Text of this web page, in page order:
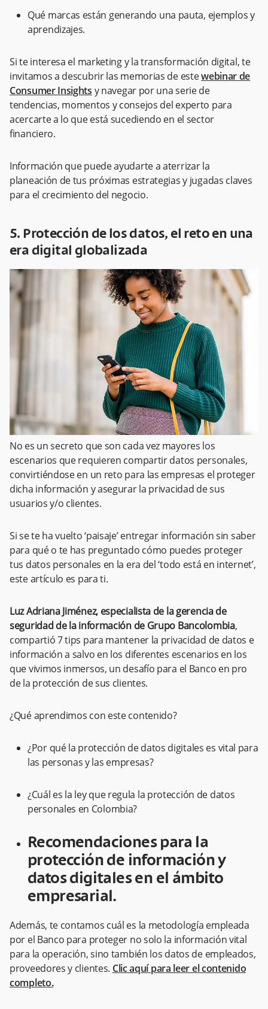
Qué marcas están generando una pauta, ejemplos y
aprendizajes.
Si te interesa el marketing y la transformación digital, te
invitamos a descubrir las memorias de estewebinar de
Consumer Insights y navegar por una serie de
tendencias, momentos y consejos del experto para
acercarte a lo que está sucediendo en el sector
financiero.
Información que puede ayudarte a aterrizar la
planeación de tus próximas estrategias y jugadas claves
para el crecimiento del negocio.
5. Protección de los datos, el reto en una
era digital globalizada
No es un secreto que son cada vez mayores los
escenarios que requieren compartir datos personales,
convirtiéndose en un reto para las empresas el proteger
dicha información y asegurar la privacidad de sus
usuarios y/o clientes.
Si se te ha vuelto ‘paisaje’ entregar información sin saber
para qué o te has preguntado cómo puedes proteger
tus datos personales en la era del ‘todo está en internet’,
este artículo es para ti.
Luz Adriana Jiménez, especialista de la gerencia de
seguridad de la información de Grupo Bancolombia,
compartió 7 tips para mantener la privacidad de datos e
información a salvo en los diferentes escenarios en los
que vivimos inmersos, un desafío para el Banco en pro
de la protección de sus clientes.
¿Qué aprendimos con este contenido?
¿Por qué la protección de datos digitales es vital para
las personas y las empresas?
¿Cuál es la ley que regula la protección de datos
personales en Colombia?
Recomendaciones para la
protección de información y
datos digitales en el ámbito
empresarial.
Además, te contamos cuál es la metodología empleada
por el Banco para proteger no solo la información vital
para la operación, sino también los datos de empleados,
proveedores y clientes. Clic aquí para leer el contenido
completo.